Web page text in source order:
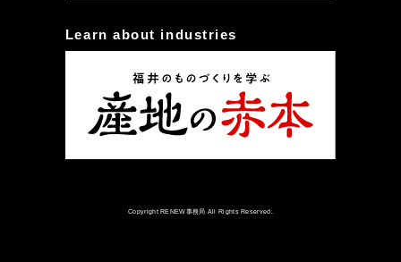
Learn about industries
Copyright RENEW事務局 All Rights Reserved.